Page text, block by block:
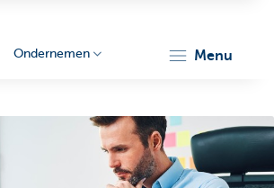
Ondernemen menu